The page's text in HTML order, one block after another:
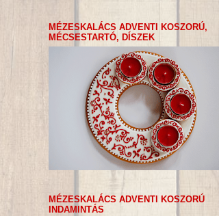
MÉZESKALÁCS ADVENTI KOSZORÚ,
MÉCSESTARTÓ, DÍSZEK
MÉZESKALÁCS ADVENTI KOSZORÚ
INDAMINTÁS